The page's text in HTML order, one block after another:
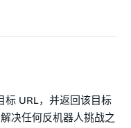
标 URL，并返回该目标
决任何反机器人挑战之